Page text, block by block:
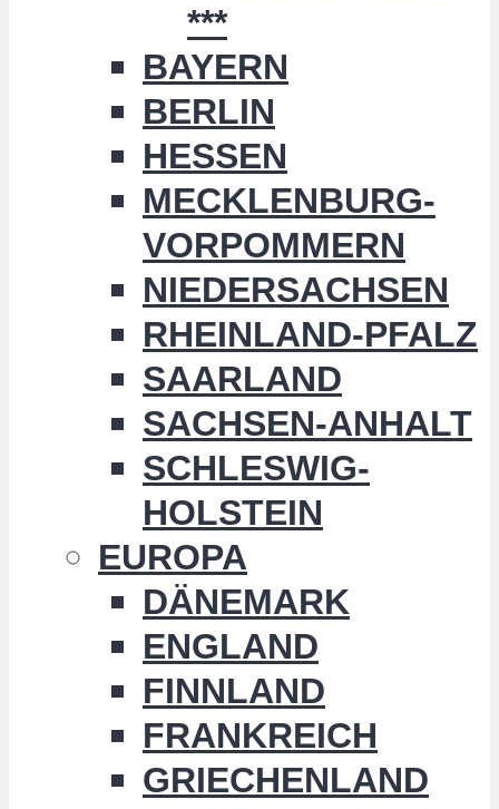
***
BAYERN
BERLIN
HESSEN
MECKLENBURG-
VORPOMMERN
NIEDERSACHSEN
RHEINLAND-PFALZ
SAARLAND
SACHSEN-ANHALT
SCHLESWIG-
HOLSTEIN
EUROPA
DÄNEMARK
ENGLAND
FINNLAND
FRANKREICH
GRIECHENLAND